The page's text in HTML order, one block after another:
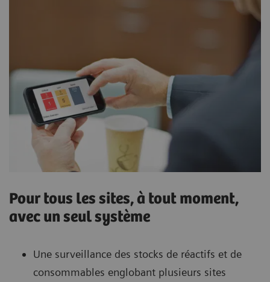
Pour tous les sites, à tout moment,
avec un seul système
Une surveillance des stocks de réactifs et de
consommables englobant plusieurs sites